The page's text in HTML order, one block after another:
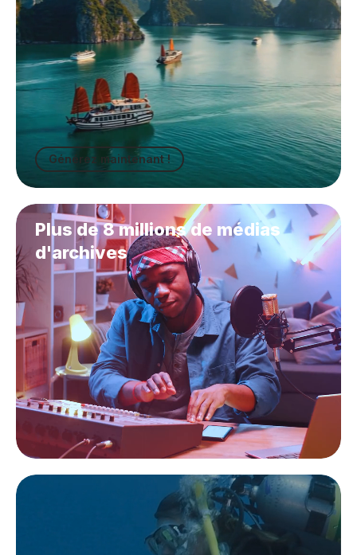
Générez maintenant !
Plus de 8 millions de médias
d'archives